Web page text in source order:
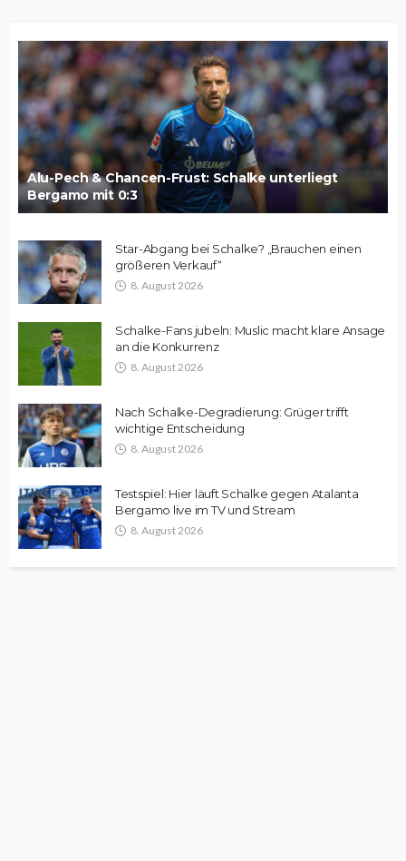
Alu-Pech & Chancen-Frust: Schalke unterliegt
Bergamo mit 0:3
Star-Abgang bei Schalke? „Brauchen einen
größeren Verkauf“
8. August 2026
Schalke-Fans jubeln: Muslic macht klare Ansage
an die Konkurrenz
8. August 2026
Nach Schalke-Degradierung: Grüger trifft
wichtige Entscheidung
8. August 2026
Testspiel: Hier läuft Schalke gegen Atalanta
Bergamo live im TV und Stream
8. August 2026